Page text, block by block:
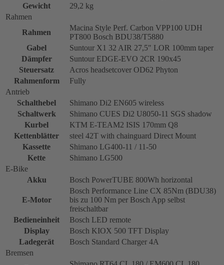
Gewicht
29,2 kg
Rahmen
Rahmen
Macina Style Perf. Carbon VPP100 UDH
PT800 Bosch BDU38/T5880
Gabel
Suntour X1 32 AIR 27,5" LOR 100mm taper
Dämpfer
Suntour EDGE-EVO 2CR 190x45
Steuersatz
Acros headsetcover OD62 Phyton
Rahmenform
Fully
Antrieb
Schalthebel
Shimano Di2 EN605 wireless
Schaltwerk
Shimano CUES Di2 U8050-11 SGS shadow
Kurbel
KTM E-TEAM2 ISIS 170mm Q8
Kettenblätter
steel 42T with chainguard Direct Mount
Kassette
Shimano LG400-11 / 11-50
Kette
Shimano LG500
E-Bike
Akku
Bosch PowerTUBE 800Wh horizontal
E-Motor
Bosch Performance Line CX 85Nm (BDU38)
bis zu 100 Nm per Bosch App selbst
freischaltbar
Bedieneinheit
Bosch LED remote
Display
Bosch KIOX 500 TFT Display
Ladegerät
Bosch Standard Charger 4A
Bremsen